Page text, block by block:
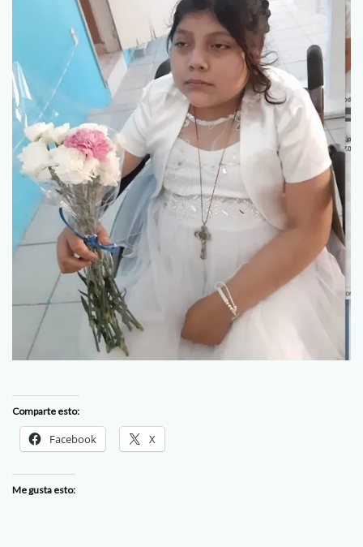
Comparte esto:
Facebook X
Me gusta esto: